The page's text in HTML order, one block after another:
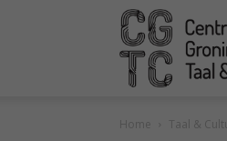
CGTC
Home Taal &